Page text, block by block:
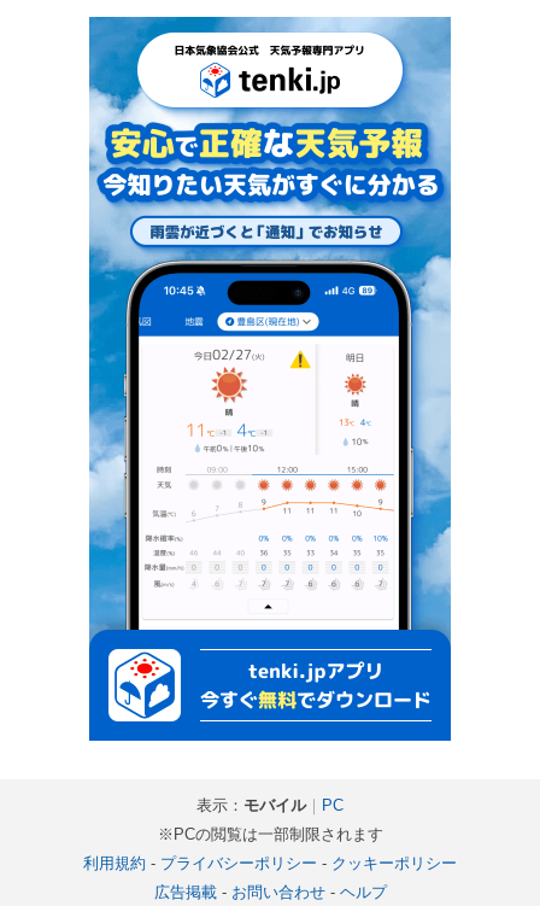
表示： モバイル｜ PC
※PCの閲覧は一部制限されます
利用規約 - プライバシーポリシー - クッキーポリシー
広告掲載- お問い合わせ- ヘルプ